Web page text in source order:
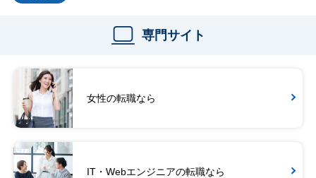
専門サイト
女性の転職なら
IT・Webエンジニアの転職なら